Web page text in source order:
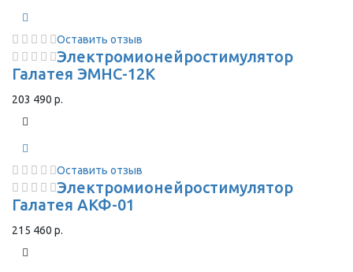
Оставить отзыв
Электромионейростимулятор
Галатея ЭМНС-12К
203 490 р.
Оставить отзыв
Электромионейростимулятор
Галатея АКФ-01
215 460 р.